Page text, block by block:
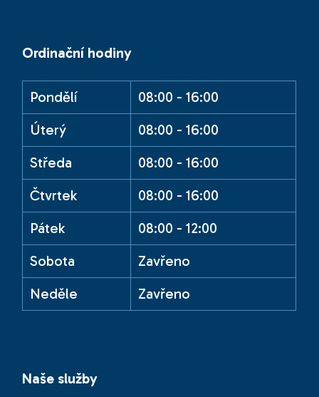
Ordinační hodiny
Pondělí
08:00 - 16:00
Úterý
08:00 - 16:00
Středa
08:00 - 16:00
Čtvrtek
08:00 - 16:00
Pátek
08:00 - 12:00
Sobota
Zavřeno
Neděle
Zavřeno
Naše služby